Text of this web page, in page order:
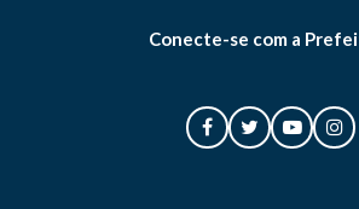
Conecte-se com a